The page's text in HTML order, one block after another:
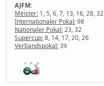
AJFM:
Meister: 1, 5, 6, 7, 13, 16, 28, 32
Internationaler Pokal:98
Nationaler Pokal:23, 32
Supercup:8, 14, 17, 20, 26
Verbandspokal:39